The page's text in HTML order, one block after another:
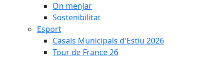
On menjar
Sostenibilitat
Esport
Casals Municipals d'Estiu 2026
Tour de France 26